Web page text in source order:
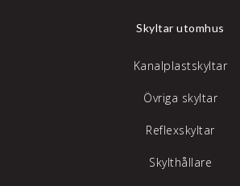
Skyltar utomhus
Kanalplastskyltar
Övriga skyltar
Reflexskyltar
Skylthållare